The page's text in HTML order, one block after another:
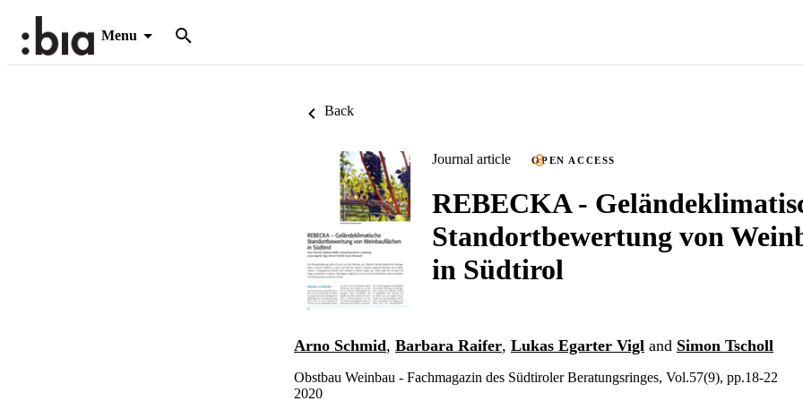
Menu
Back
Journal article OPEN ACCESS
REBECKA -
Standortbewertung von
in Südtirol
Arno Schmid, Barbara Raifer, Lukas Egarter Vigl and Simon Tscholl
Obstbau Weinbau - Fachmagazin des Südtiroler Beratungsringes, Vol.57(9), pp.18-22
2020